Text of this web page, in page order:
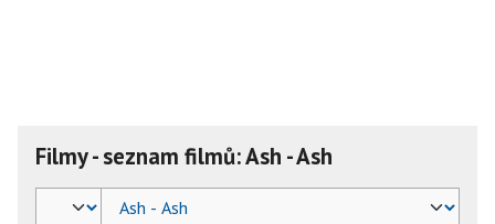
Filmy - seznam filmů: Ash - Ash